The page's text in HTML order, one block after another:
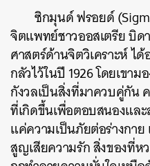
ซิกมุนด์ ฟรอยด์
จิตแพทย์ชาวออสเตรีย บิ
ศาสตร์ด้านจิตวิเคราะห์ ไ
กลัวไว้ในปี 1926 โดยเขา
กังวลเป็นสิ่งที่มาควบคู่กัน
ที่เกิดขึ้นเพื่อตอบสนองแล
แค่ความเป็นภัยต่อร่างกา
สูญเสียความรัก สิ่งของที่ห